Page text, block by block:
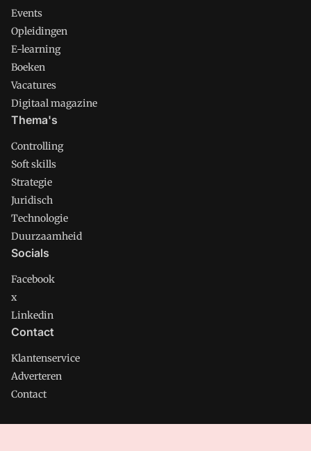
Events
Opleidingen
E-learning
Boeken
Vacatures
Digitaal magazine
Thema's
Controlling
Soft skills
Strategie
Juridisch
Technologie
Duurzaamheid
Socials
Facebook
x
Linkedin
Contact
Klantenservice
Adverteren
Contact